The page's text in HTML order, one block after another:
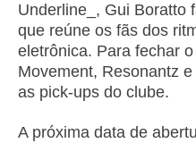
Underline_, Gui Boratto
que reúne os fãs dos
eletrônica. Para fechar
Movement, Resonantz
as pick-ups do clube.
A próxima data de